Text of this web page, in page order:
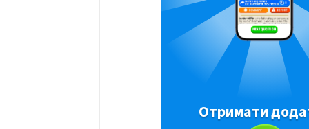
Отримати